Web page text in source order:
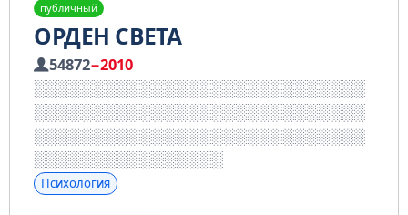
публичный
ОРДЕН СВЕТА
54872−2010
Психология